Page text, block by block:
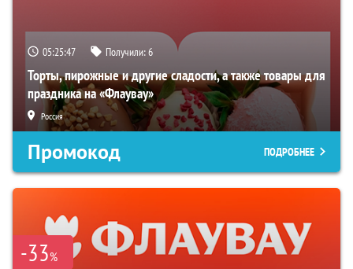
05:25:46 Получили:6
Торты, пирожные и другие сладости, а также товары для
праздника на «Флаувау»
Россия
Промокод ПОДРОБНЕЕ
-33%